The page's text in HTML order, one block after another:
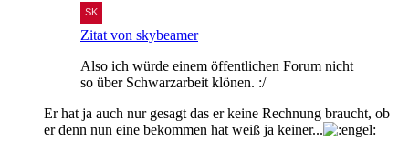
Zitat von skybeamer
Also ich würde einem öffentlichen Forum nicht
so über Schwarzarbeit klönen. :/
Er hat ja auch nur gesagt das er keine Rechnung braucht, ob
er denn nun eine bekommen hat weiß ja keiner...